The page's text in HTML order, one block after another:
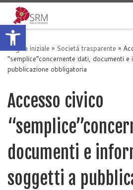
Apri la barra
Passa al contenuto
Pagina iniziale » Società trasparente »
“semplice”concernente dati, documenti
pubblicazione obbligatoria
Accesso civico
documenti e
soggetti a